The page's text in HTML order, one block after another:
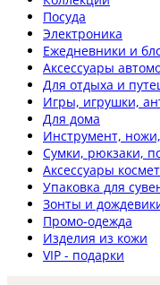
Посуда
Электроника
Ежедневники и
Аксессуары
Для отдыха и
Игры, игрушки,
Для дома
Инструмент,
Сумки, рюкзаки,
Аксессуары
Упаковка для
Зонты и
Промо-одежда
Изделия из кожи
VIP - подарки